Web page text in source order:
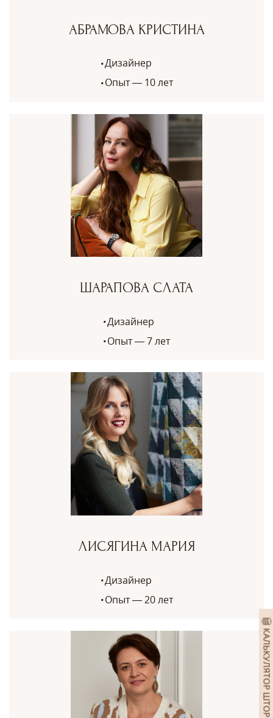
КАЛЬКУЛЯТОР ШТОР
АБРАМОВА КРИСТИНА
Дизайнер
Опыт — 10 лет
ШАРАПОВА СЛАТА
Дизайнер
Опыт — 7 лет
ЛИСЯГИНА МАРИЯ
Дизайнер
Опыт — 20 лет